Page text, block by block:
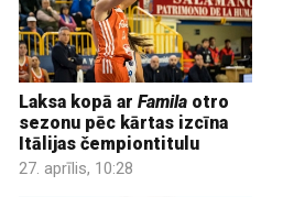
Laksa kopā ar Famila otro
sezonu pēc kārtas izcīna
Itālijas čempiontitulu
27. aprīlis, 10:28